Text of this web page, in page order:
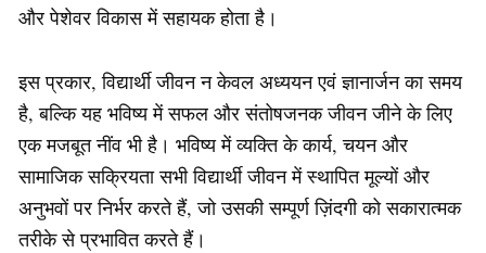
और पेशेवर विकास में सहायक होता है।
इस प्रकार, विद्यार्थी जीवन न केवल अध्ययन एवं ज्ञानार्जन का समय
है, बल्कि यह भविष्य में सफल और संतोषजनक जीवन जीने के लिए
एक मजबूत नींव भी है। भविष्य में व्यक्ति के कार्य, चयन और
सामाजिक सक्रियता सभी विद्यार्थी जीवन में स्थापित मूल्यों और
अनुभवों पर निर्भर करते हैं, जो उसकी सम्पूर्ण ज़िंदगी को सकारात्मक
तरीके से प्रभावित करते हैं।